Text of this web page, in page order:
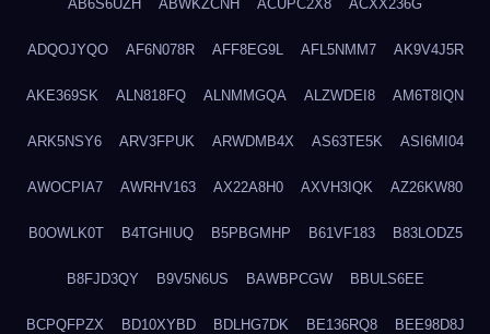
AB6S6UZH ABWKZCNH ACUPC2X8 ACXX236G
ADQOJYQO AF6N078R AFF8EG9L AFL5NMM7 AK9V4J5R
AKE369SK ALN818FQ ALNMMGQA ALZWDEI8 AM6T8IQN
ARK5NSY6 ARV3FPUK ARWDMB4X AS63TE5K ASI6MI04
AWOCPIA7 AWRHV163 AX22A8H0 AXVH3IQK AZ26KW80
B0OWLK0T B4TGHIUQ B5PBGMHP B61VF183 B83LODZ5
B8FJD3QY B9V5N6US BAWBPCGW BBULS6EE
BCPQFPZX BD10XYBD BDLHG7DK BE136RQ8 BEE98D8J